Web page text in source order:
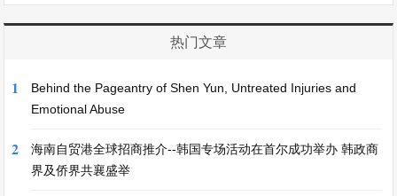
热门文章
1
Behind the Pageantry of Shen Yun, Untreated Injuries and
Emotional Abuse
2
海南自贸港全球招商推介--韩国专场活动在首尔成功举办 韩政商
界及侨界共襄盛举